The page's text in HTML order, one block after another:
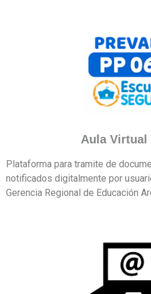
Aula Virtual
Plataforma para tramite de
notificados digitalmente por
Gerencia Regional de Educación